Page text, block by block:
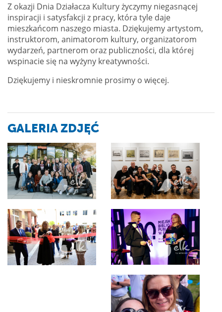
Z okazji Dnia Działacza Kultury życzymy niegasnącej
inspiracji i satysfakcji z pracy, która tyle daje
mieszkańcom naszego miasta. Dziękujemy artystom,
instruktorom, animatorom kultury, organizatorom
wydarzeń, partnerom oraz publiczności, dla której
wspinacie się na wyżyny kreatywności.
Dziękujemy i nieskromnie prosimy o więcej.
GALERIA ZDJĘĆ